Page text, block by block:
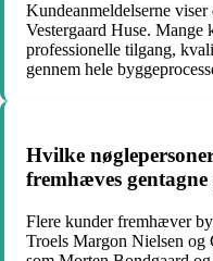
Kundeanmeldelserne
Vestergaard Huse. Mange
professionelle tilgang,
gennem hele
Hvilke
fremhæves
Flere kunder fremhæver
Troels Margon Nielsen og